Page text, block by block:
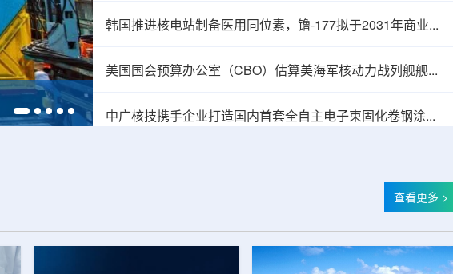
韩国推进核电站制备医用同位素，镥-177拟于2031年商业化生产
美国国会预算办公室（CBO）估算美海军核动力战列舰舰队总成本2750亿美元
中广核技携手企业打造国内首套全自主电子束固化卷钢涂装产业链
查看更多 >